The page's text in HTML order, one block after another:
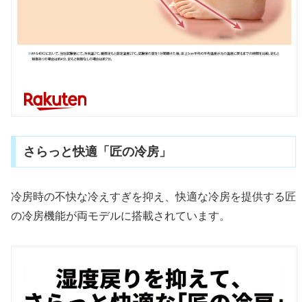
さらっと快適「匠の冷房」
冷房時の不快な冷えすぎを抑え、快適な冷房を提供する匠
の冷房機能が両モデルに搭載されています。